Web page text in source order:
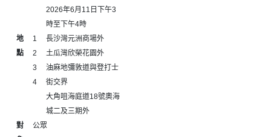
2026年6月11日下午3
時至下午4時
地
點
1
2
3
4
長沙灣元洲商場外
土瓜灣欣榮花園外
油麻地彌敦道與登打士
街交界
大角咀海庭道18號奧海
城二及三期外
對
公眾